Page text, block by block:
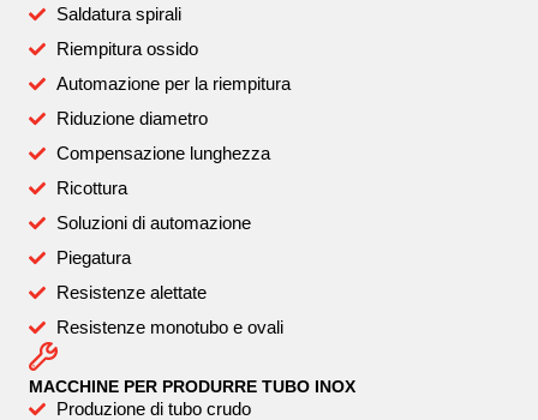
Saldatura spirali
Riempitura ossido
Automazione per la riempitura
Riduzione diametro
Compensazione lunghezza
Ricottura
Soluzioni di automazione
Piegatura
Resistenze alettate
Resistenze monotubo e ovali
MACCHINE PER PRODURRE TUBO INOX
Produzione di tubo crudo